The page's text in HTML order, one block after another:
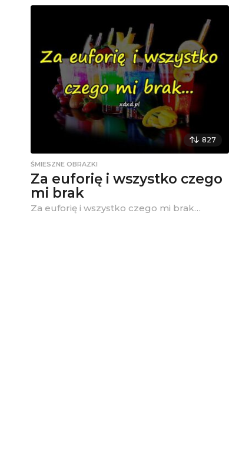
827
ŚMIESZNE OBRAZKI
Za euforię i wszystko czego
mi brak
Za euforię i wszystko czego mi brak…